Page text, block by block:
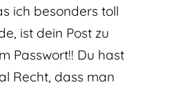
ich besonders toll
ist dein Post zu
Passwort!! Du hast
Recht, dass man